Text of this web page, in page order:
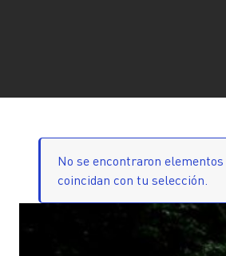
No se encontraron elementos
coincidan con tu selección.